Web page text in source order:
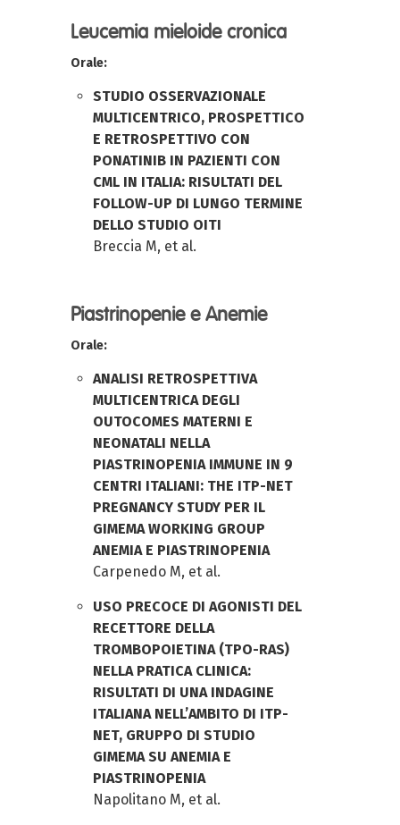
Leucemia mieloide cronica
Orale:
STUDIO OSSERVAZIONALE
MULTICENTRICO, PROSPETTICO
E RETROSPETTIVO CON
PONATINIB IN PAZIENTI CON
CML IN ITALIA: RISULTATI DEL
FOLLOW-UP DI LUNGO TERMINE
DELLO STUDIO OITI
Breccia M, et al.
Piastrinopenie e Anemie
Orale:
ANALISI RETROSPETTIVA
MULTICENTRICA DEGLI
OUTOCOMES MATERNI E
NEONATALI NELLA
PIASTRINOPENIA IMMUNE IN 9
CENTRI ITALIANI: THE ITP-NET
PREGNANCY STUDY PER IL
GIMEMA WORKING GROUP
ANEMIA E PIASTRINOPENIA
Carpenedo M, et al.
USO PRECOCE DI AGONISTI DEL
RECETTORE DELLA
TROMBOPOIETINA (TPO-RAS)
NELLA PRATICA CLINICA:
RISULTATI DI UNA INDAGINE
ITALIANA NELL’AMBITO DI ITP-
NET, GRUPPO DI STUDIO
GIMEMA SU ANEMIA E
PIASTRINOPENIA
Napolitano M, et al.